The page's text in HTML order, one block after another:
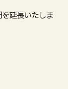
延長いたしま